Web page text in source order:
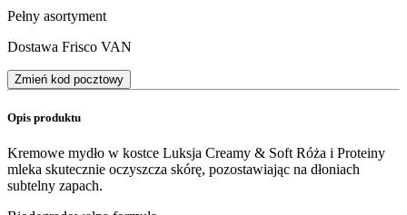
Pełny asortyment
Dostawa Frisco VAN
Zmień kod pocztowy
Opis produktu
Kremowe mydło w kostce Luksja Creamy & Soft Róża i Proteiny
mleka skutecznie oczyszcza skórę, pozostawiając na dłoniach
subtelny zapach.